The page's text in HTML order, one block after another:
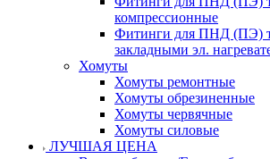
компрессионные
Фитинги для ПНД (ПЭ)
закладными эл.
Хомуты
Хомуты ремонтные
Хомуты обрезиненные
Хомуты червячные
Хомуты силовые
ЛУЧШАЯ ЦЕНА